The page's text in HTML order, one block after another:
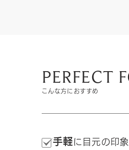
PERFECT
こんな方におすすめ
手軽に目元の印